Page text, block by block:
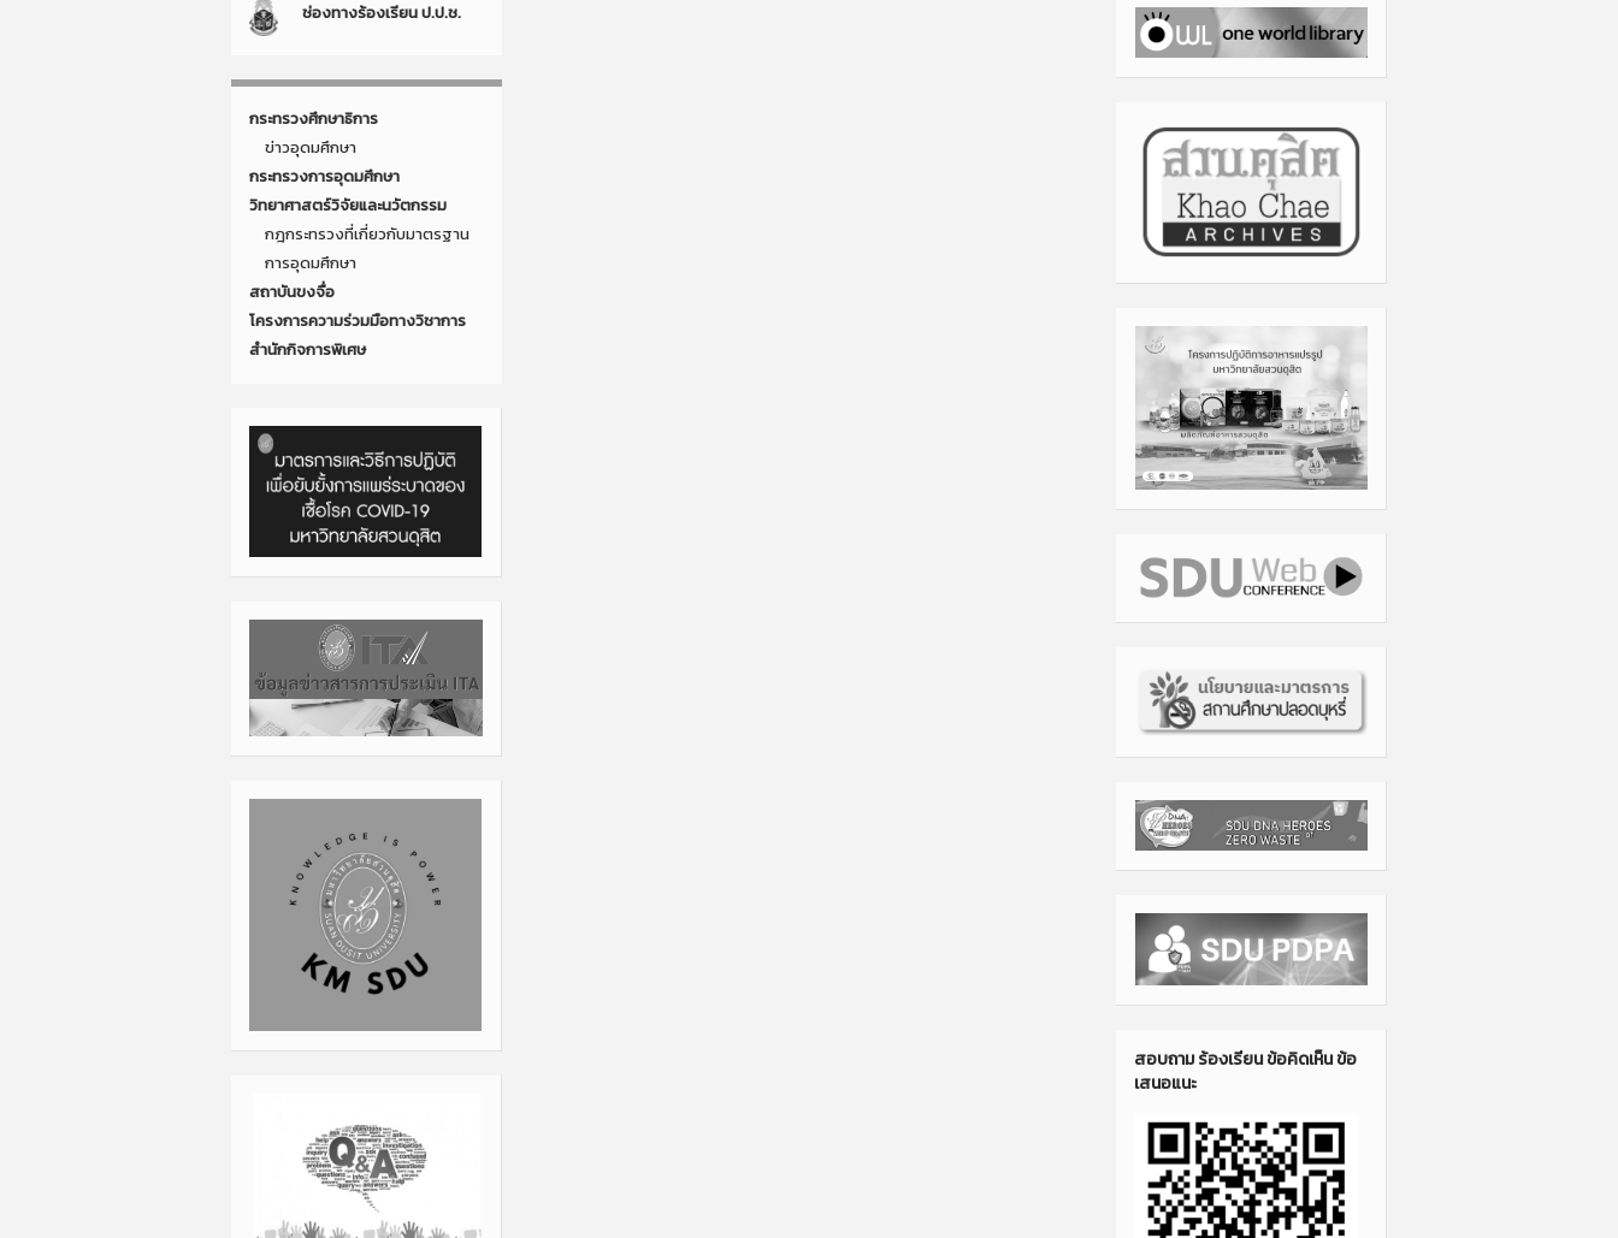
ช่องทางร้องเรียน ป.ป.ช.
กระทรวงศึกษาธิการ
ข่าวอุดมศึกษา
กระทรวงการอุดมศึกษา
วิทยาศาสตร์วิจัยและนวัตกรรม
กฎกระทรวงที่เกี่ยวกับมาตรฐาน
การอุดมศึกษา
สถาบันขงจื่อ
โครงการความร่วมมือทางวิชาการ
สำนักกิจการพิเศษ
สอบถาม ร้องเรียน ข้อคิดเห็น ข้อ
เสนอแนะ